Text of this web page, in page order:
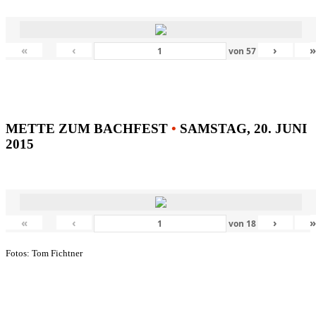
« ‹ von 57 › »
METTE ZUM BACHFEST • SAMSTAG, 20. JUNI
2015
« ‹ von 18 › »
Fotos: Tom Fichtner